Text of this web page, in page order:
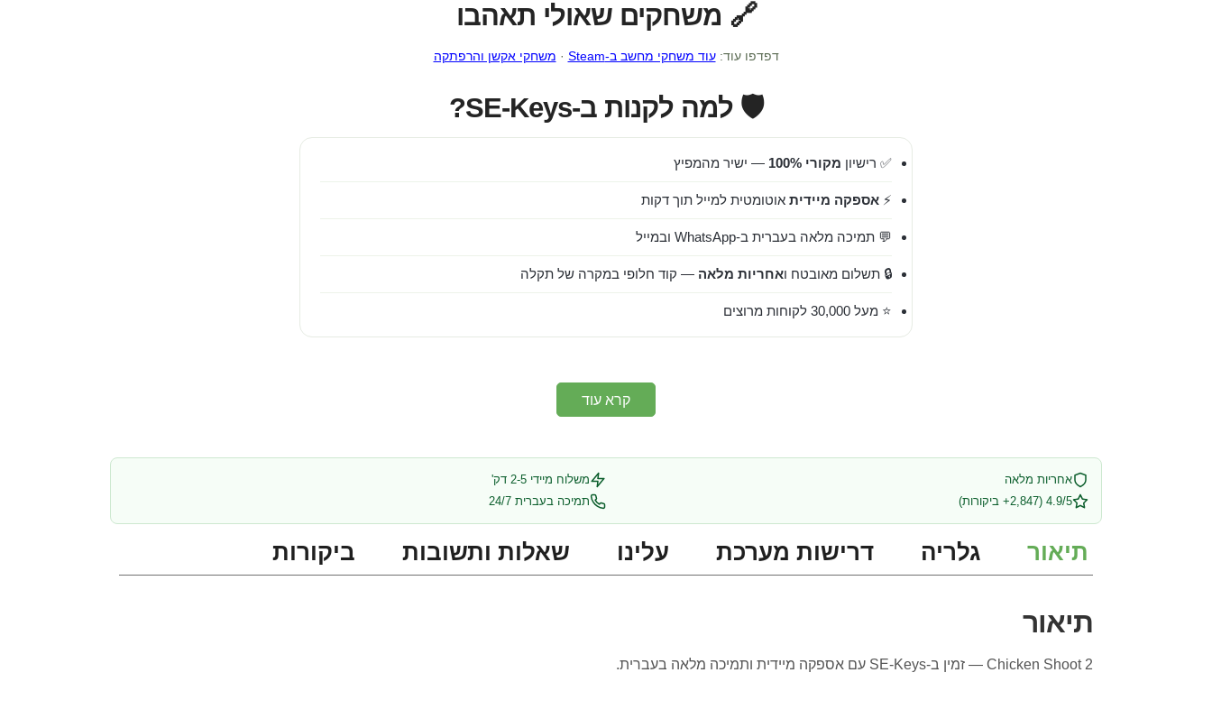
🔗 משחקים שאולי תאהבו
דפדפו עוד:עוד משחקי מחשב ב-Steam · משחקי אקשן והרפתקה
🛡️ למה לקנות ב-SE-Keys?
✅ רישיון מקורי 100% — ישיר מהמפיץ
⚡ אספקה מיידית אוטומטית למייל תוך דקות
💬 תמיכה מלאה בעברית ב-WhatsApp ובמייל
🔒 תשלום מאובטח ואחריות מלאה — קוד חלופי במקרה של תקלה
⭐ מעל 30,000 לקוחות מרוצים
קרא עוד
אחריות מלאה
משלוח מיידי 2-5 דק'
4.9/5 (2,847+ ביקורות)
תמיכה בעברית 24/7
תיאור גלריה דרישות מערכת עלינו שאלות ותשובות ביקורות
תיאור
Chicken Shoot 2 — זמין ב-SE-Keys עם אספקה מיידית ותמיכה מלאה בעברית.